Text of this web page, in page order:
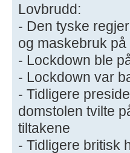
Lovbrudd:
​- Den tyske
og maskebruk
- Lockdown ble
- Lockdown var
- Tidligere
domstolen tvilte
tiltakene
- Tidligere britisk